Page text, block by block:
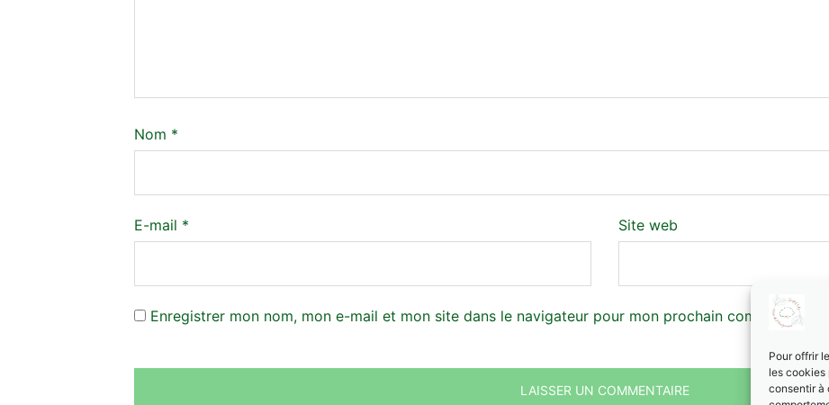
Pour offrir
les cookies
consentir à
Nom *
E-mail * Site web
Enregistrer mon nom, mon e-mail et mon site dans le navigateur pour mon prochain commentaire.